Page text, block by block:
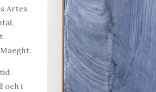
Artes
och i